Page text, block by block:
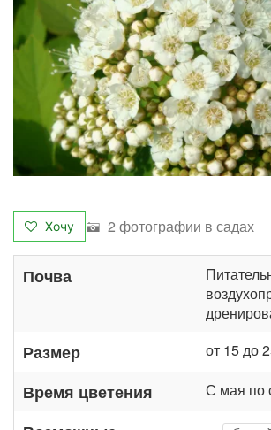
Хочу 2 фотографии в садах
Почва
Размер от 15 до
Время цветения С мая по